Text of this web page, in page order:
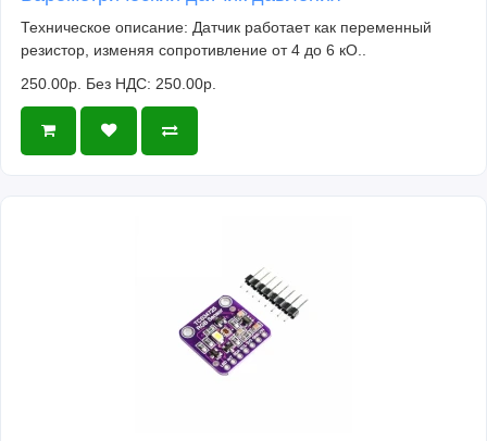
Техническое описание: Датчик работает как переменный
резистор, изменяя сопротивление от 4 до 6 кО..
250.00р. Без НДС: 250.00р.